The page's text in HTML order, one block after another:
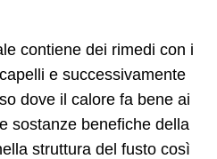
contiene dei rimedi con i
e successivamente
dove il calore fa bene ai
sostanze benefiche della
struttura del fusto così